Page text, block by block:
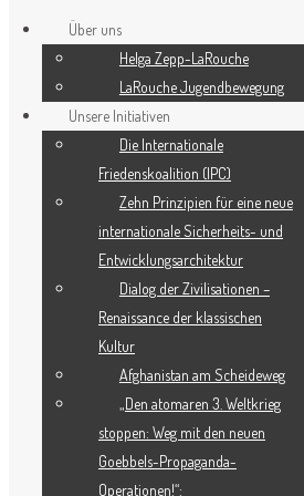
Top Left Link Buttons
Überregionale
Afghanistan-Konferenz
Über uns
Helga Zepp-LaRouche
LaRouche Jugendbewegung
Unsere Initiativen
Die Internationale
Friedenskoalition (IPC)
­Zehn Prinzipien für eine neue
internationale Sicherheits- und
Entwicklungsarchitektur
Dialog der Zivilisationen –
Renaissance der klassischen
Kultur
Afghanistan am Scheideweg
„Den atomaren 3. Weltkrieg
stoppen: Weg mit den neuen
Goebbels-Propaganda-
Operationen!“: